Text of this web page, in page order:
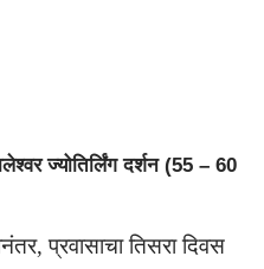
ज्योतिर्लिंग दर्शन (55 – 60
प्रवासाचा तिसरा दिवस